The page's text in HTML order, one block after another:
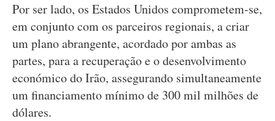
Por ser lado, os Estados Unidos comprometem-se,
em conjunto com os parceiros regionais, a criar
um plano abrangente, acordado por ambas as
partes, para a recuperação e o desenvolvimento
económico do Irão, assegurando simultaneamente
um financiamento mínimo de 300 mil milhões de
dólares.